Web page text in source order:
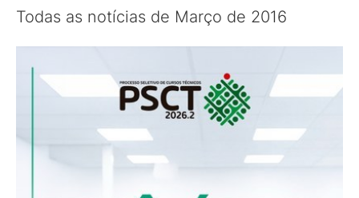
Todas as notícias de Março de 2016